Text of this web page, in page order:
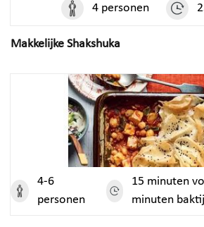
4 personen
Makkelijke Shakshuka
4-6
personen
15 minuten
minuten